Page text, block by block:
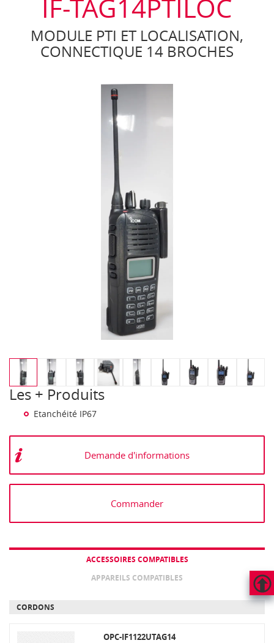
HAUT
IF-TAG14PTILOC
MODULE PTI ET LOCALISATION,
CONNECTIQUE 14 BROCHES
Les + Produits
Etanchéité IP67
Demande d'informations
Commander
ACCESSOIRES COMPATIBLES
APPAREILS COMPATIBLES
CORDONS
OPC-IF1122UTAG14